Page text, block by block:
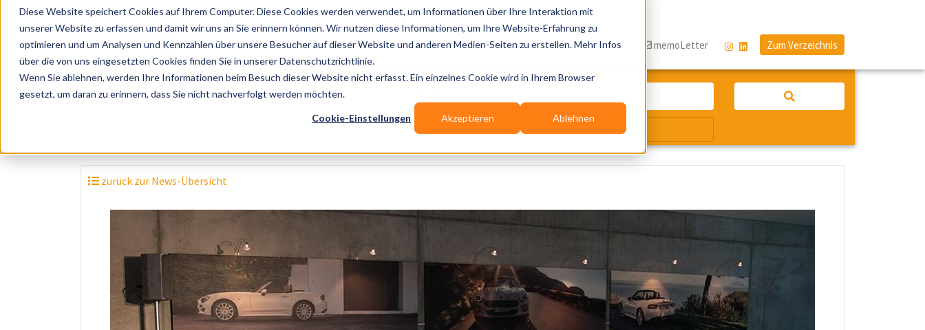
Diese Website speichert Cookies auf Ihrem Computer. Diese Cookies werden verwendet, um Informationen über Ihre Interaktion mit
unserer Website zu erfassen und damit wir uns an Sie erinnern können. Wir nutzen diese Informationen, um Ihre Website-Erfahrung zu
optimieren und um Analysen und Kennzahlen über unsere Besucher auf dieser Website und anderen Medien-Seiten zu erstellen. Mehr Infos
über die von uns eingesetzten Cookies finden Sie in unserer Datenschutzrichtlinie.
Wenn Sie ablehnen, werden Ihre Informationen beim Besuch dieser Website nicht erfasst. Ein einzelnes Cookie wird in Ihrem Browser
gesetzt, um daran zu erinnern, dass Sie nicht nachverfolgt werden möchten.
Cookie-Einstellungen Akzeptieren Ablehnen
zurück zur News-Übersicht
Publikationen Branchen-Infos Services Blog memoLetter Zum Verzeichnis
Künstler, Zelte, Bands, Catering, ...
Wir suchen für Dich